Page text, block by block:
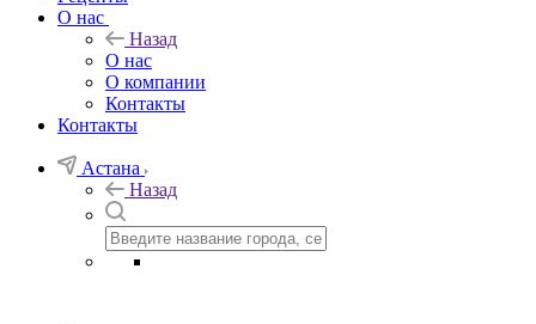
О нас
Назад
О нас
О компании
Контакты
Контакты
Астана
Назад